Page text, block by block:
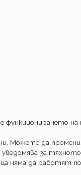
функционирането
Можете да
уведомява за тяхното
няма да работят по